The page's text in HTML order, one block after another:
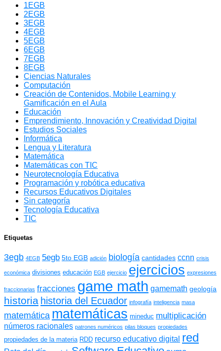
1EGB
2EGB
3EGB
4EGB
5EGB
6EGB
7EGB
8EGB
Ciencias Naturales
Computación
Creación de Contenidos, Mobile Learning y
Gamificación en el Aula
Educación
Emprendimiento, Innovación y Creatividad Digital
Estudios Sociales
Informática
Lengua y Literatura
Matemática
Matemáticas con TIC
Neurotecnología Educativa
Programación y robótica educativa
Recursos Educativos Digitales
Sin categoría
Tecnología Educativa
TIC
Etiquetas
3egb 4EGB 5egb 5to EGB adición biología cantidades ccnn crisis
económica divisiones educación EGB ejercicio ejercicios expresiones
fraccionarias fracciones game math gamemath geología
historia historia del Ecuador infografía inteligencia masa
matemática matemáticas mineduc multiplicación
números racionales patrones numéricos pilas bloques propiedades
propiedades de la materia RDD recurso educativo digital red